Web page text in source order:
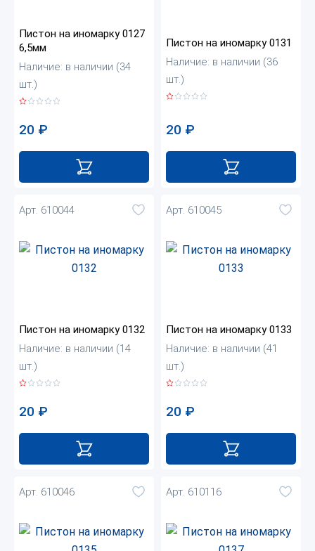
Пистон на иномарку 0127
6,5мм
Наличие: в наличии (34
шт.)
20 ₽
Пистон на иномарку 0131
Наличие: в наличии (36
шт.)
20 ₽
Арт. 610044
Пистон на иномарку 0132
Наличие: в наличии (14
шт.)
20 ₽
Арт. 610045
Пистон на иномарку 0133
Наличие: в наличии (41
шт.)
20 ₽
Арт. 610046 Арт. 610116